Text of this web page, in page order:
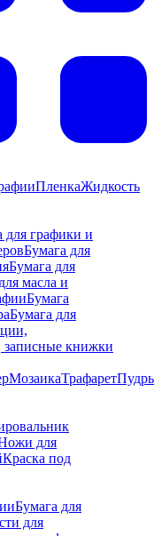
ПленкаЖидкость
для графики и
Бумага для
Бумага для
масла и
Бумага
Бумага для
книжки
МозаикаТрафарет
для
Краска под
Бумага для
для